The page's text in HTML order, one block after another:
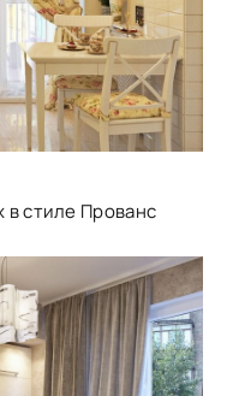
в стиле Прованс